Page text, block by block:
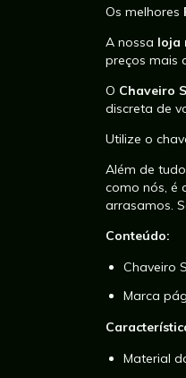
Os melhores
A nossa loja
preços mais
O Chaveiro
discreta de
Utilize o
Além de
como nós, é
arrasamos.
Conteúdo:
Chaveiro
Marca
Material